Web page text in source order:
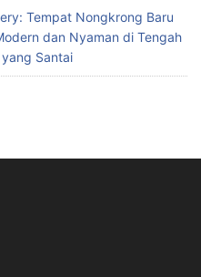
Tempat Nongkrong Baru
dan Nyaman di Tengah
Santai